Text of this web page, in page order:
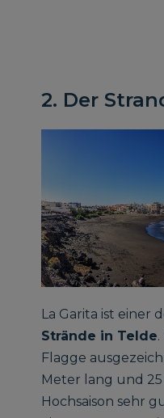
2. Der
La Garita ist einer
Strände in Telde
Flagge
Meter lang und
Hochsaison sehr